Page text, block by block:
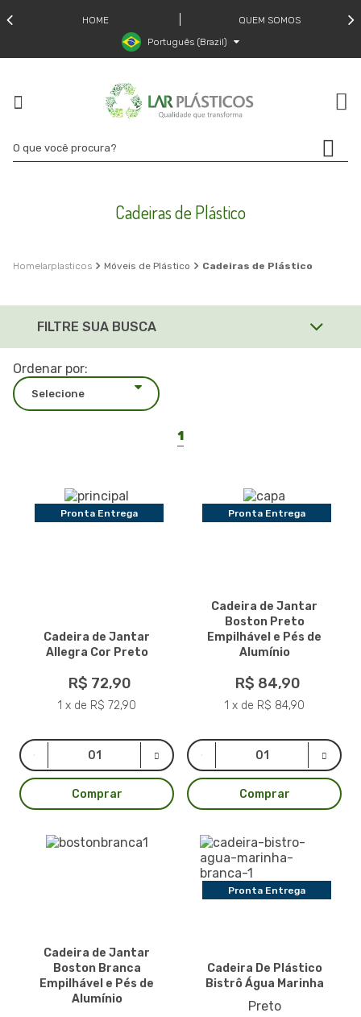
HOME
QUEM SOMOS
Português (Brazil)
Cadeiras de Plástico
larplasticos Móveis de Plástico Cadeiras de Plástico
FILTRE SUA BUSCA
Ordenar por:
1
Pronta Entrega
Cadeira de Jantar
Allegra Cor Preto
R$ 72,90
1 x de R$ 72,90
Comprar
Pronta Entrega
Cadeira de Jantar
Boston Preto
Empilhável e Pés de
Alumínio
R$ 84,90
1 x de R$ 84,90
Comprar
Cadeira de Jantar
Boston Branca
Empilhável e Pés de
Alumínio
Pronta Entrega
Cadeira De Plástico
Bistrô Água Marinha
Preto